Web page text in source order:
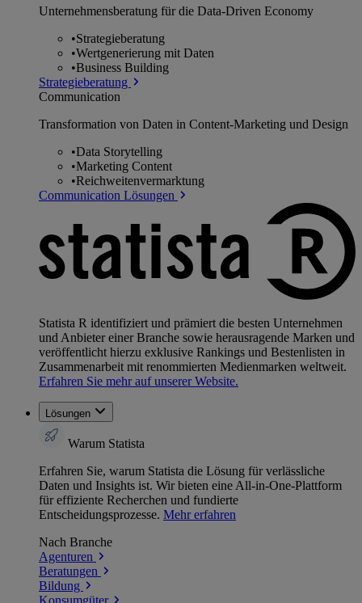
Unternehmens­beratung für die Data-Driven Economy
•Strategieberatung
•Wertgenerierung mit Daten
•Business Building
Strategieberatung
Communication
Transformation von Daten in Content-Marketing und Design
•Data Storytelling
•Marketing Content
•Reichweitenvermarktung
Communication Lösungen
Statista R identifiziert und prämiert die besten Unternehmen
und Anbieter einer Branche sowie herausragende Marken und
veröffentlicht hierzu exklusive Rankings und Bestenlisten in
Zusammenarbeit mit renommierten Medienmarken weltweit.
Erfahren Sie mehr auf unserer Website.
Lösungen
Warum Statista
Erfahren Sie, warum Statista die Lösung für verlässliche
Daten und Insights ist. Wir bieten eine All-in-One-Plattform
für effiziente Recherchen und fundierte
Entscheidungsprozesse. Mehr erfahren
Nach Branche
Agenturen
Beratungen
Bildung
Konsumgüter